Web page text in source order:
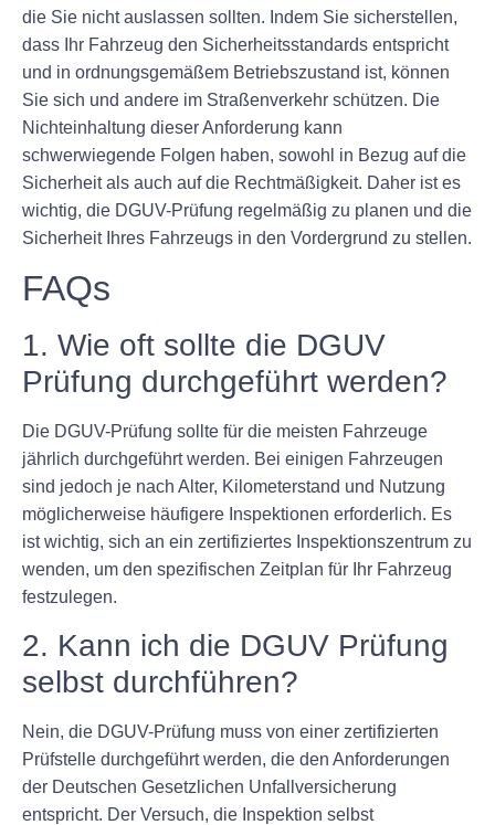
die Sie nicht auslassen sollten. Indem Sie sicherstellen,
dass Ihr Fahrzeug den Sicherheitsstandards entspricht
und in ordnungsgemäßem Betriebszustand ist, können
Sie sich und andere im Straßenverkehr schützen. Die
Nichteinhaltung dieser Anforderung kann
schwerwiegende Folgen haben, sowohl in Bezug auf die
Sicherheit als auch auf die Rechtmäßigkeit. Daher ist es
wichtig, die DGUV-Prüfung regelmäßig zu planen und die
Sicherheit Ihres Fahrzeugs in den Vordergrund zu stellen.
FAQs
1. Wie oft sollte die DGUV
Prüfung durchgeführt werden?
Die DGUV-Prüfung sollte für die meisten Fahrzeuge
jährlich durchgeführt werden. Bei einigen Fahrzeugen
sind jedoch je nach Alter, Kilometerstand und Nutzung
möglicherweise häufigere Inspektionen erforderlich. Es
ist wichtig, sich an ein zertifiziertes Inspektionszentrum zu
wenden, um den spezifischen Zeitplan für Ihr Fahrzeug
festzulegen.
2. Kann ich die DGUV Prüfung
selbst durchführen?
Nein, die DGUV-Prüfung muss von einer zertifizierten
Prüfstelle durchgeführt werden, die den Anforderungen
der Deutschen Gesetzlichen Unfallversicherung
entspricht. Der Versuch, die Inspektion selbst